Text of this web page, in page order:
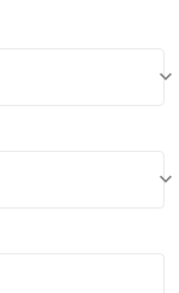
keyboard_arrow_down
keyboard_arrow_down